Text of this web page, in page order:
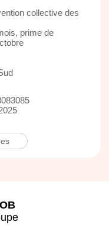
collective des
prime de